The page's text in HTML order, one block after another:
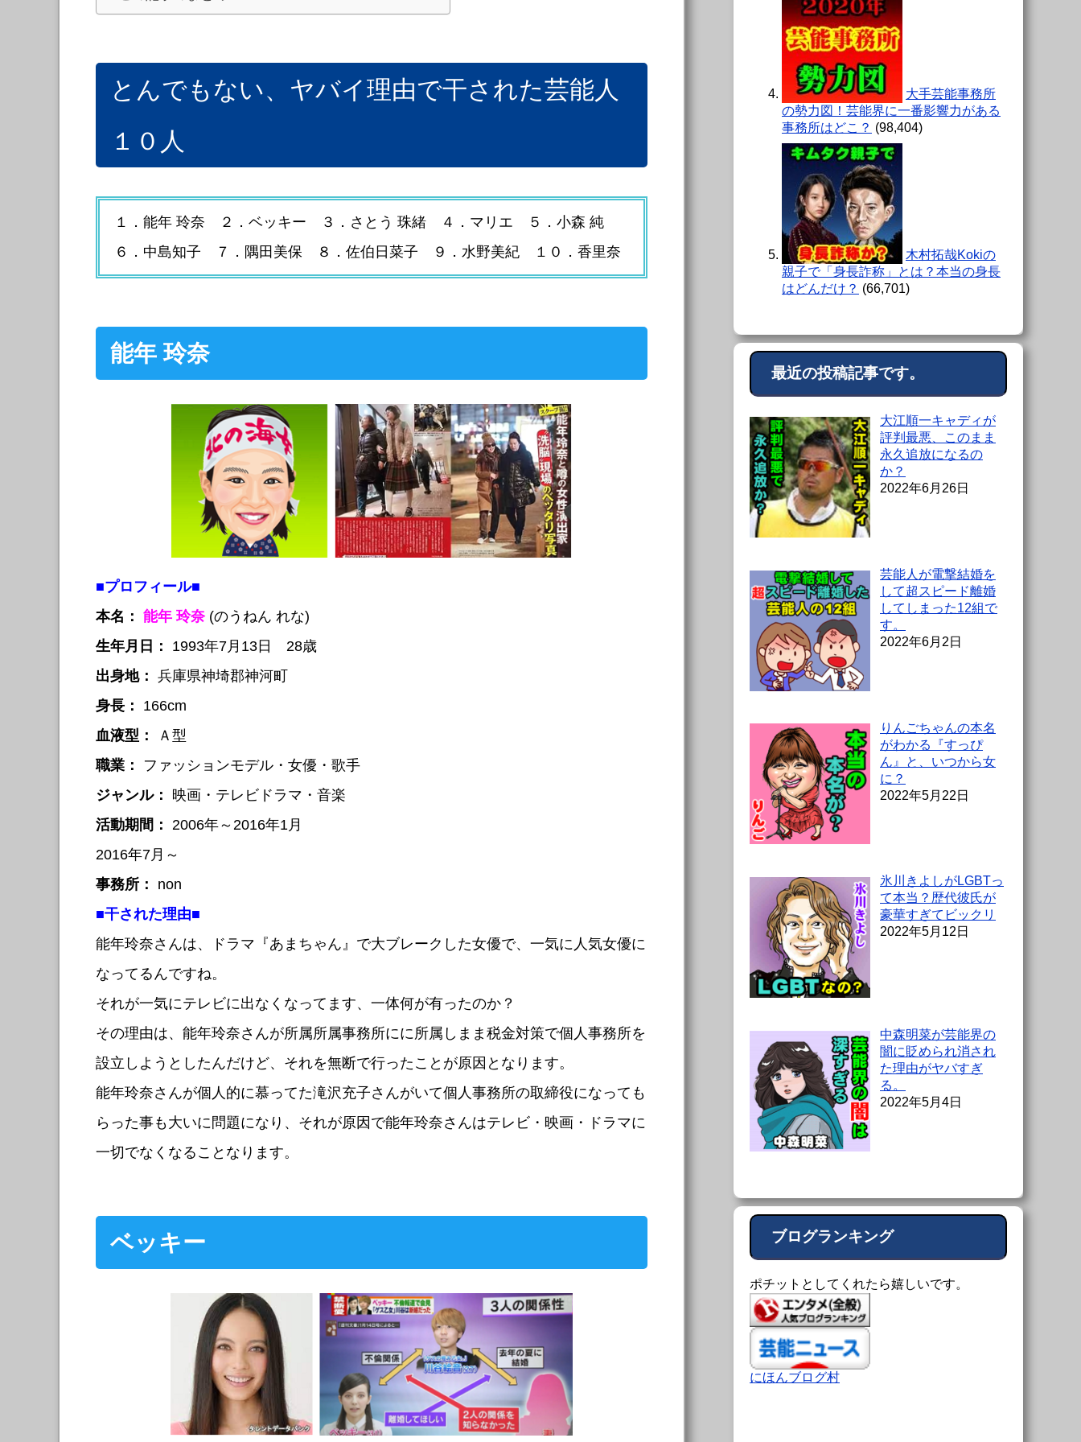
とんでもない、ヤバイ理由で干された芸能人
１０人
１．能年 玲奈 ２．ベッキー ３．さとう 珠緒 ４．マリエ ５．小森 純
６．中島知子 ７．隅田美保 ８．佐伯日菜子 ９．水野美紀 １０．香里奈
能年 玲奈
■プロフィール■
本名： 能年 玲奈(のうねん れな)
生年月日： 1993年7月13日 28歳
出身地： 兵庫県神埼郡神河町
身長：
166cm
血液型：
Ａ型
職業：
ファッションモデル・女優・歌手
ジャンル：
映画・テレビドラマ・音楽
活動期間：
2006年～2016年1月
2016年7月～
事務所：
non
■干された理由■
能年玲奈さんは、ドラマ『あまちゃん』で大ブレークした女優で、一気に人気女優に
なってるんですね。
それが一気にテレビに出なくなってます、一体何が有ったのか？
その理由は、能年玲奈さんが所属所属事務所にに所属しまま税金対策で個人事務所を
設立しようとしたんだけど、それを無断で行ったことが原因となります。
能年玲奈さんが個人的に慕ってた滝沢充子さんがいて個人事務所の取締役になっても
らった事も大いに問題になり、それが原因で能年玲奈さんはテレビ・映画・ドラマに
一切でなくなることなります。
ベッキー
大手芸能事務所
の勢力図！芸能界に一番影響力がある
事務所はどこ？ (98,404)
木村拓哉Kokiの
親子で「身長詐称」とは？本当の身長
はどんだけ？ (66,701)
最近の投稿記事です。
大江順一キャディが
評判最悪、このまま
永久追放になるの
か？
2022年6月26日
芸能人が電撃結婚を
して超スピード離婚
してしまった12組で
す。
2022年6月2日
りんごちゃんの本名
がわかる『すっぴ
ん』と、いつから女
に？
2022年5月22日
氷川きよしがLGBTっ
て本当？歴代彼氏が
豪華すぎてビックリ
2022年5月12日
中森明菜が芸能界の
闇に貶められ消され
た理由がヤバすぎ
る。
2022年5月4日
ブログランキング
ポチットとしてくれたら嬉しいです。
にほんブログ村